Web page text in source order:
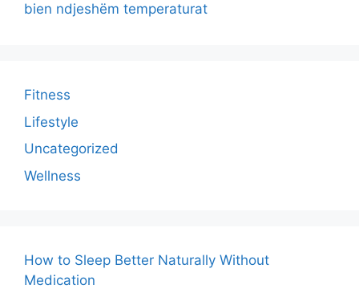
bien ndjeshëm temperaturat
Fitness
Lifestyle
Uncategorized
Wellness
How to Sleep Better Naturally Without
Medication